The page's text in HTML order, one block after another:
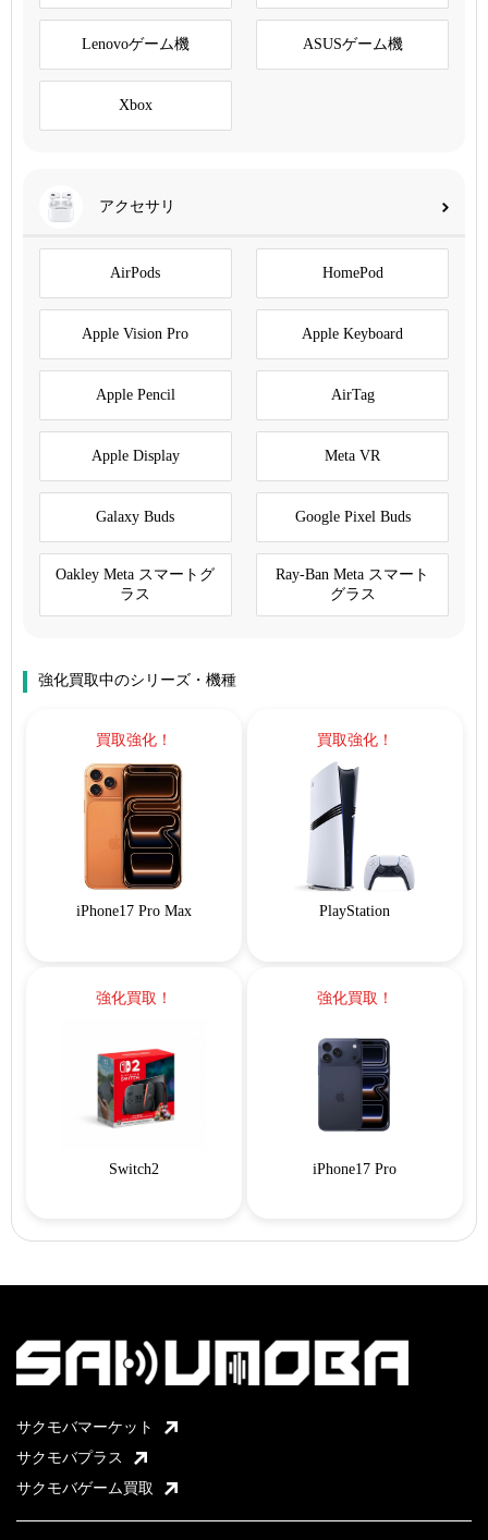
Lenovoゲーム機 ASUSゲーム機
Xbox
アクセサリ
AirPods HomePod
Apple Vision Pro Apple Keyboard
Apple Pencil AirTag
Apple Display Meta VR
Galaxy Buds Google Pixel Buds
Oakley Meta スマートグ
ラス
Ray-Ban Meta スマート
グラス
強化買取中のシリーズ・機種
買取強化！
iPhone17 Pro Max
買取強化！
PlayStation
強化買取！
Switch2
強化買取！
iPhone17 Pro
サクモバマーケット
サクモバプラス
サクモバゲーム買取